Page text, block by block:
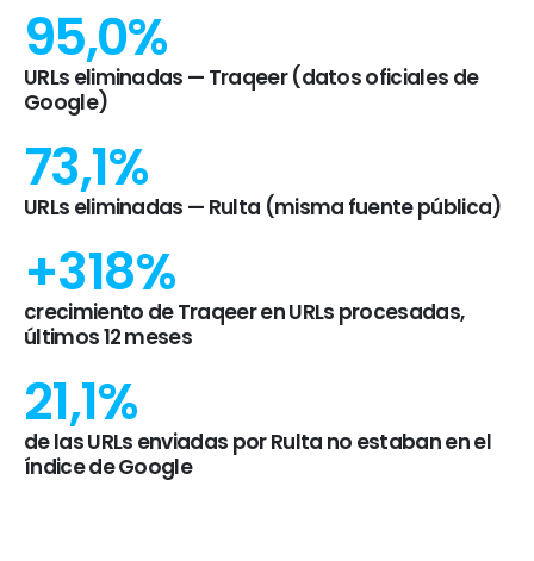
95,0%
URLs eliminadas — Traqeer (datos oficiales de
Google)
73,1%
URLs eliminadas — Rulta (misma fuente pública)
+318%
crecimiento de Traqeer en URLs procesadas,
últimos 12 meses
21,1%
de las URLs enviadas por Rulta no estaban en el
índice de Google